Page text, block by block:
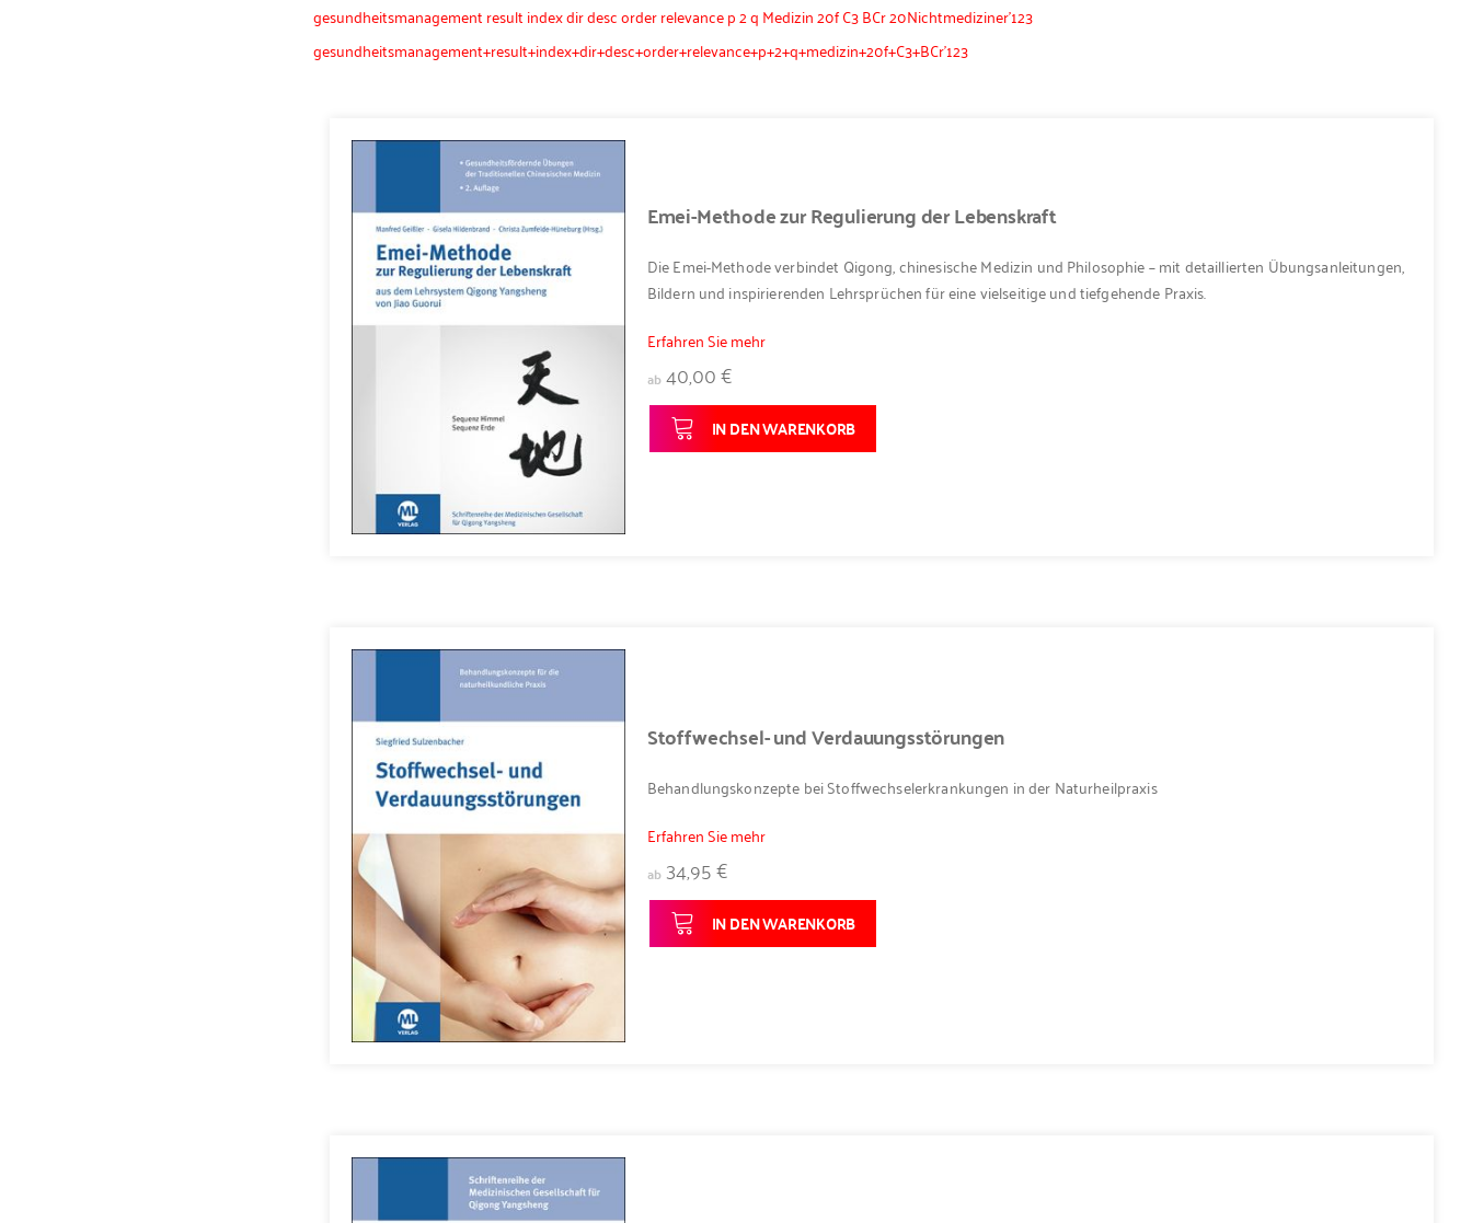
gesundheitsmanagement result index dir desc order relevance p 2 q Medizin 20f C3 BCr 20Nichtmediziner'123
gesundheitsmanagement+result+index+dir+desc+order+relevance+p+2+q+medizin+20f+C3+BCr'123
Emei-Methode zur Regulierung der Lebenskraft
Die Emei-Methode verbindet Qigong, chinesische Medizin und Philosophie – mit detaillierten Übungsanleitungen,
Bildern und inspirierenden Lehrsprüchen für eine vielseitige und tiefgehende Praxis.
Erfahren Sie mehr
ab40,00 €
IN DEN WARENKORB
Stoffwechsel- und Verdauungsstörungen
Behandlungskonzepte bei Stoffwechselerkrankungen in der Naturheilpraxis
Erfahren Sie mehr
ab 34,95 €
IN DEN WARENKORB